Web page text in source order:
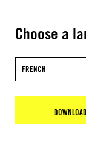
Choose a
FRENCH